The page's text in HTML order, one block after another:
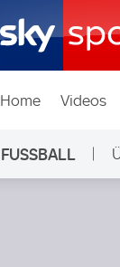
Home Videos
FUSSBALL